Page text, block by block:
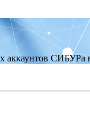
аккаунтов СИБУРа